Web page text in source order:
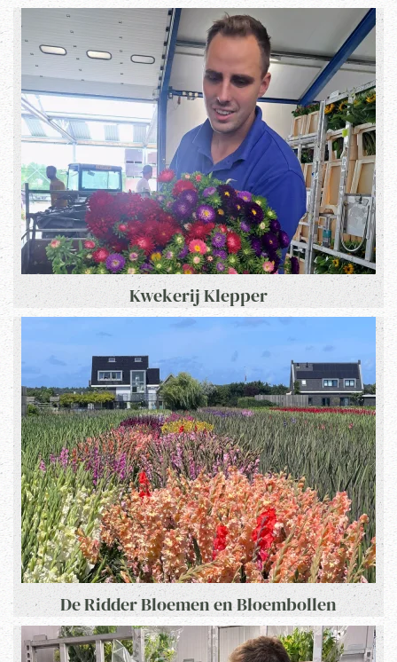
Kwekerij Klepper
De Ridder Bloemen en Bloembollen